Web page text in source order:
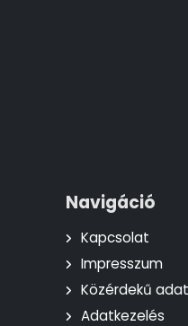
Navigáció
Kapcsolat
Impresszum
Közérdekű
Adatkezelés